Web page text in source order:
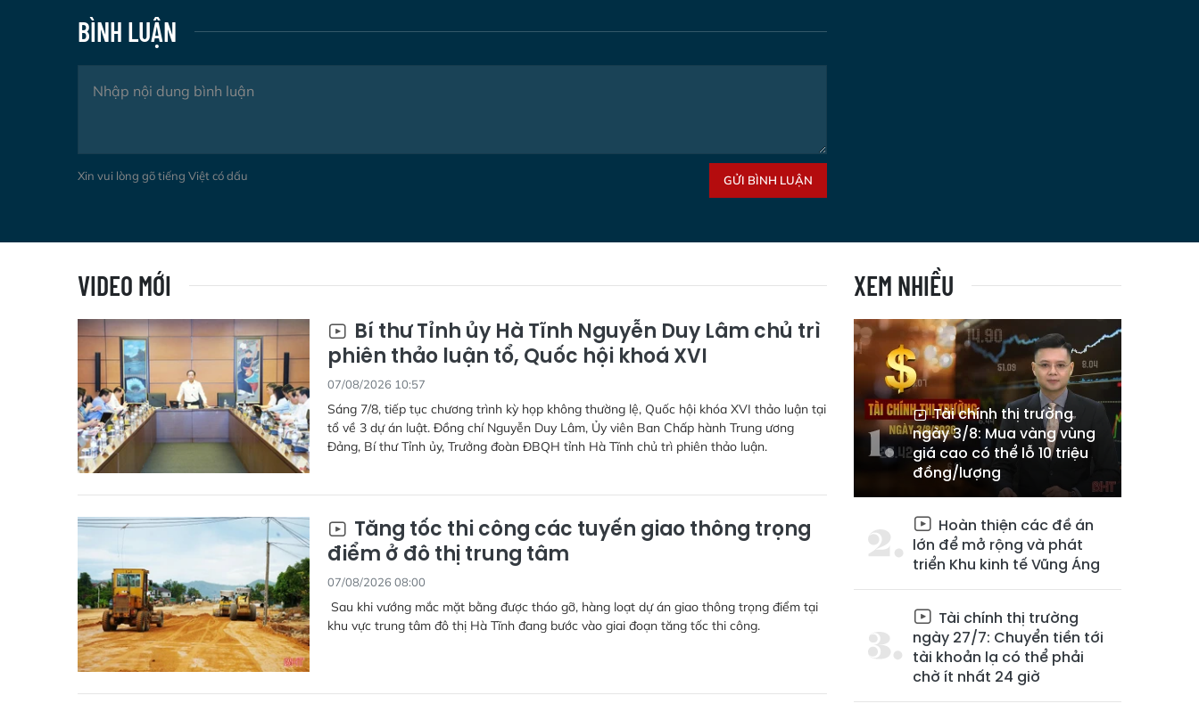
BÌNH LUẬN
Xin vui lòng gõ tiếng Việt có dấu GỬI BÌNH LUẬN
VIDEO MỚI
Bí thư Tỉnh ủy Hà Tĩnh Nguyễn Duy Lâm chủ trì
phiên thảo luận tổ, Quốc hội khoá XVI
07/08/2026 10:57
Sáng 7/8, tiếp tục chương trình kỳ họp không thường lệ, Quốc hội khóa XVI thảo luận tại
tổ về 3 dự án luật. Đồng chí Nguyễn Duy Lâm, Ủy viên Ban Chấp hành Trung ương
Đảng, Bí thư Tỉnh ủy, Trưởng đoàn ĐBQH tỉnh Hà Tĩnh chủ trì phiên thảo luận.
Tăng tốc thi công các tuyến giao thông trọng
điểm ở đô thị trung tâm
07/08/2026 08:00
Sau khi vướng mắc mặt bằng được tháo gỡ, hàng loạt dự án giao thông trọng điểm tại
khu vực trung tâm đô thị Hà Tĩnh đang bước vào giai đoạn tăng tốc thi công.
XEM NHIỀU
Tài chính thị trường
ngày 3/8: Mua vàng vùng
giá cao có thể lỗ 10 triệu
đồng/lượng
Hoàn thiện các đề án
lớn để mở rộng và phát
triển Khu kinh tế Vũng Áng
Tài chính thị trường
ngày 27/7: Chuyển tiền tới
tài khoản lạ có thể phải
chờ ít nhất 24 giờ